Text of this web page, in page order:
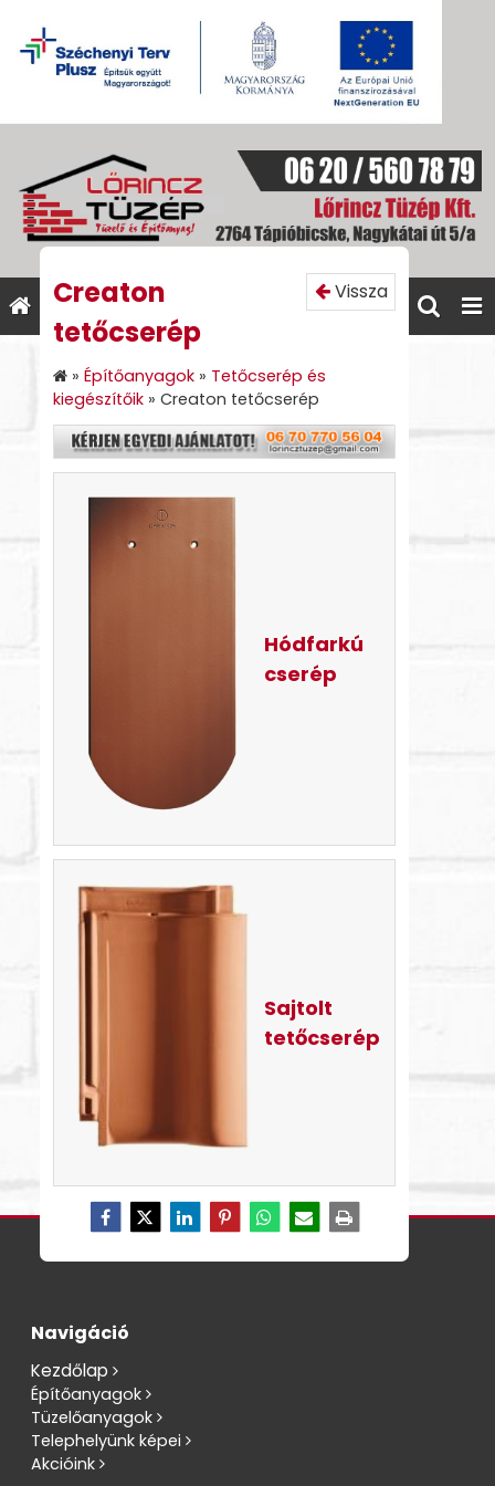
Vissza
Creaton
tetőcserép
» Építőanyagok » Tetőcserép és
kiegészítőik » Creaton tetőcserép
Hódfarkú
cserép
Sajtolt
tetőcserép
Navigáció
Kezdőlap
Építőanyagok
Tüzelőanyagok
Telephelyünk képei
Akcióink